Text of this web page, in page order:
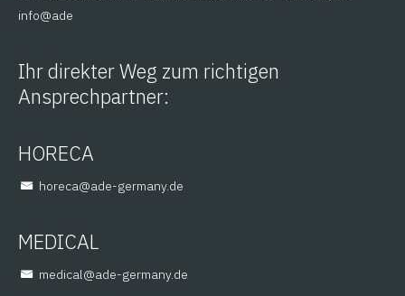
eda
@ofni
Ihr direkter Weg zum richtigen
Ansprechpartner:
HORECA
ed.ynamreg-eda
@aceroh
MEDICAL
ed.ynamreg-eda
@lacidem